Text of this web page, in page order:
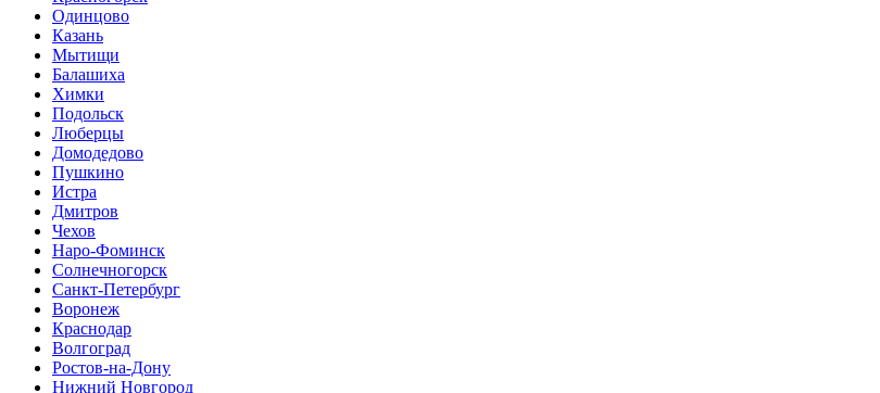
Одинцово
Казань
Мытищи
Балашиха
Химки
Подольск
Люберцы
Домодедово
Пушкино
Истра
Дмитров
Чехов
Наро-Фоминск
Солнечногорск
Санкт-Петербург
Воронеж
Краснодар
Волгоград
Ростов-на-Дону
Нижний Новгород